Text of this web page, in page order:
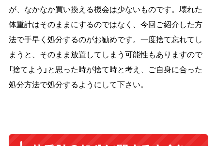
が、なかなか買い換える機会は少ないものです。壊れた
体重計はそのままにするのではなく、今回ご紹介した方
法で手早く処分するのがお勧めです。一度捨て忘れてし
まうと、そのまま放置してしまう可能性もありますので
「捨てよう」と思った時が捨て時と考え、ご自身に合った
処分方法で処分するようにして下さい。